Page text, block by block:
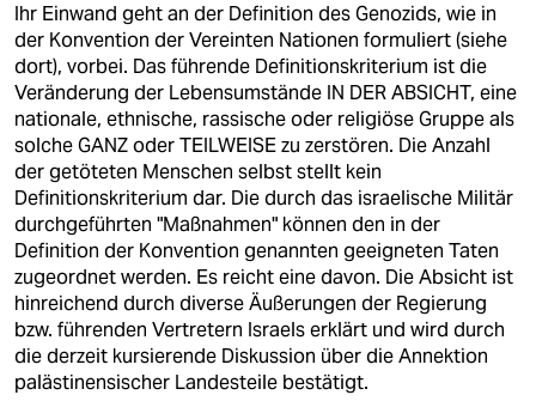
Ihr Einwand geht an der Definition des Genozids, wie in
der Konvention der Vereinten Nationen formuliert (siehe
dort), vorbei. Das führende Definitionskriterium ist die
Veränderung der Lebensumstände IN DER ABSICHT, eine
nationale, ethnische, rassische oder religiöse Gruppe als
solche GANZ oder TEILWEISE zu zerstören. Die Anzahl
der getöteten Menschen selbst stellt kein
Definitionskriterium dar. Die durch das israelische Militär
durchgeführten "Maßnahmen" können den in der
Definition der Konvention genannten geeigneten Taten
zugeordnet werden. Es reicht eine davon. Die Absicht ist
hinreichend durch diverse Äußerungen der Regierung
bzw. führenden Vertretern Israels erklärt und wird durch
die derzeit kursierende Diskussion über die Annektion
palästinensischer Landesteile bestätigt.